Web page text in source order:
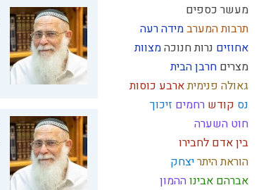
מעשר כספים
תרבות המערבמידה רעה
אחוזים נרות חנוכהמצוות
מצרים חרבן הבית
גאולה פנימיתארבע כוסות
נס קודש רחמים זיכוך
חוט השערה
בין אדם לחבירו
הוראת היתריצחק
אברהם אבינו ההמון